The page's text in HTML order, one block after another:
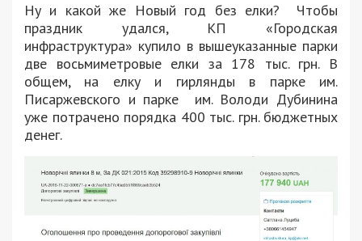
Ну и какой же Новый год без елки? Чтобы
праздник удался, КП «Городская
инфраструктура» купило в вышеуказанные парки
две восьмиметровые елки за 178 тыс. грн. В
общем, на елку и гирлянды в парке им.
Писаржевского и парке им. Володи Дубинина
уже потрачено порядка 400 тыс. грн. бюджетных
денег.